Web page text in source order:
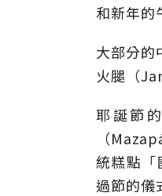
和新年的
大部分的
火腿（
耶誕節
（
統糕點「
過節的儀